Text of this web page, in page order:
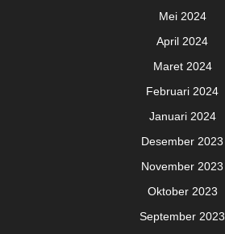
Mei 2024
April 2024
Maret 2024
Februari 2024
Januari 2024
Desember 2023
November 2023
Oktober 2023
September 2023